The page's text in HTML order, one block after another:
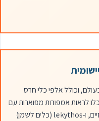
וכולל אלפי כלי חרס
לראות אמפורות מפוארות עם
ציורי דמויות שחורות ואדומות, קרטרים טקסיים, ו-lekythos (כלים לשמן)